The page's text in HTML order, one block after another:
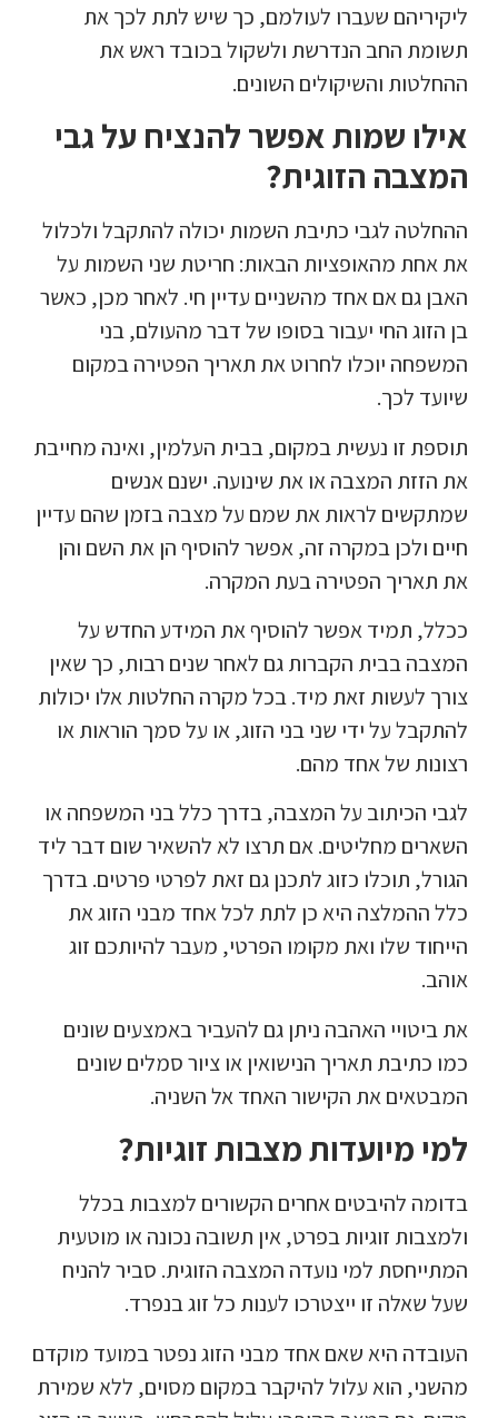
ליקיריהם שעברו לעולמם, כך שיש לתת לכך את
תשומת החב הנדרשת ולשקול בכובד ראש את
ההחלטות והשיקולים השונים.
אילו שמות אפשר להנציח על גבי
המצבה הזוגית?
ההחלטה לגבי כתיבת השמות יכולה להתקבל ולכלול
את אחת מהאופציות הבאות: חריטת שני השמות על
האבן גם אם אחד מהשניים עדיין חי. לאחר מכן, כאשר
בן הזוג החי יעבור בסופו של דבר מהעולם, בני
המשפחה יוכלו לחרוט את תאריך הפטירה במקום
שיועד לכך.
תוספת זו נעשית במקום, בבית העלמין, ואינה מחייבת
את הזזת המצבה או את שינועה. ישנם אנשים
שמתקשים לראות את שמם על מצבה בזמן שהם עדיין
חיים ולכן במקרה זה, אפשר להוסיף הן את השם והן
את תאריך הפטירה בעת המקרה.
ככלל, תמיד אפשר להוסיף את המידע החדש על
המצבה בבית הקברות גם לאחר שנים רבות, כך שאין
צורך לעשות זאת מיד. בכל מקרה החלטות אלו יכולות
להתקבל על ידי שני בני הזוג, או על סמך הוראות או
רצונות של אחד מהם.
לגבי הכיתוב על המצבה, בדרך כלל בני המשפחה או
השארים מחליטים. אם תרצו לא להשאיר שום דבר ליד
הגורל, תוכלו כזוג לתכנן גם זאת לפרטי פרטים. בדרך
כלל ההמלצה היא כן לתת לכל אחד מבני הזוג את
הייחוד שלו ואת מקומו הפרטי, מעבר להיותכם זוג
אוהב.
את ביטויי האהבה ניתן גם להעביר באמצעים שונים
כמו כתיבת תאריך הנישואין או ציור סמלים שונים
המבטאים את הקישור האחד אל השניה.
למי מיועדות מצבות זוגיות?
בדומה להיבטים אחרים הקשורים למצבות בכלל
ולמצבות זוגיות בפרט, אין תשובה נכונה או מוטעית
המתייחסת למי נועדה המצבה הזוגית. סביר להניח
שעל שאלה זו ייצטרכו לענות כל זוג בנפרד.
העובדה היא שאם אחד מבני הזוג נפטר במועד מוקדם
מהשני, הוא עלול להיקבר במקום מסוים, ללא שמירת